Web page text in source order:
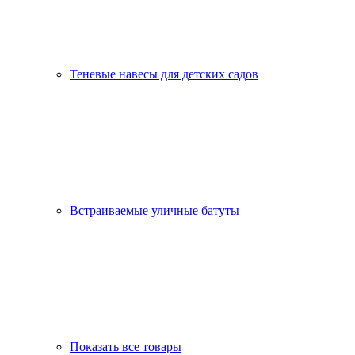
Теневые навесы для детских садов
Встраиваемые уличные батуты
Показать все товары